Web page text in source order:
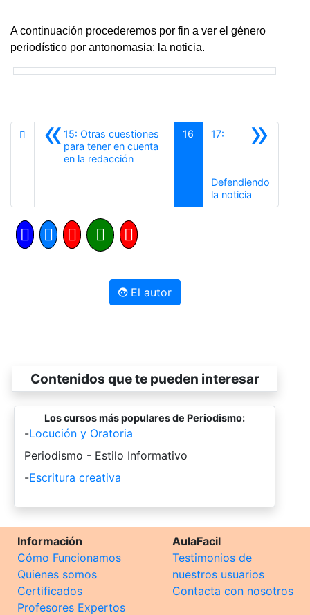
A continuación procederemos por fin a ver el género
periodístico por antonomasia: la noticia.
«15: Otras cuestiones
para tener en cuenta
en la redacciónAnterior
16 »
17:
Defendiendo
la noticia
El autor
Contenidos que te pueden interesar
Los cursos más populares de Periodismo:
-Locución y Oratoria
-
Periodismo - Estilo Informativo
-Escritura creativa
Información
Cómo Funcionamos
Quienes somos
Certificados
Profesores Expertos
AulaFacil
Testimonios de
nuestros usuarios
Contacta con nosotros